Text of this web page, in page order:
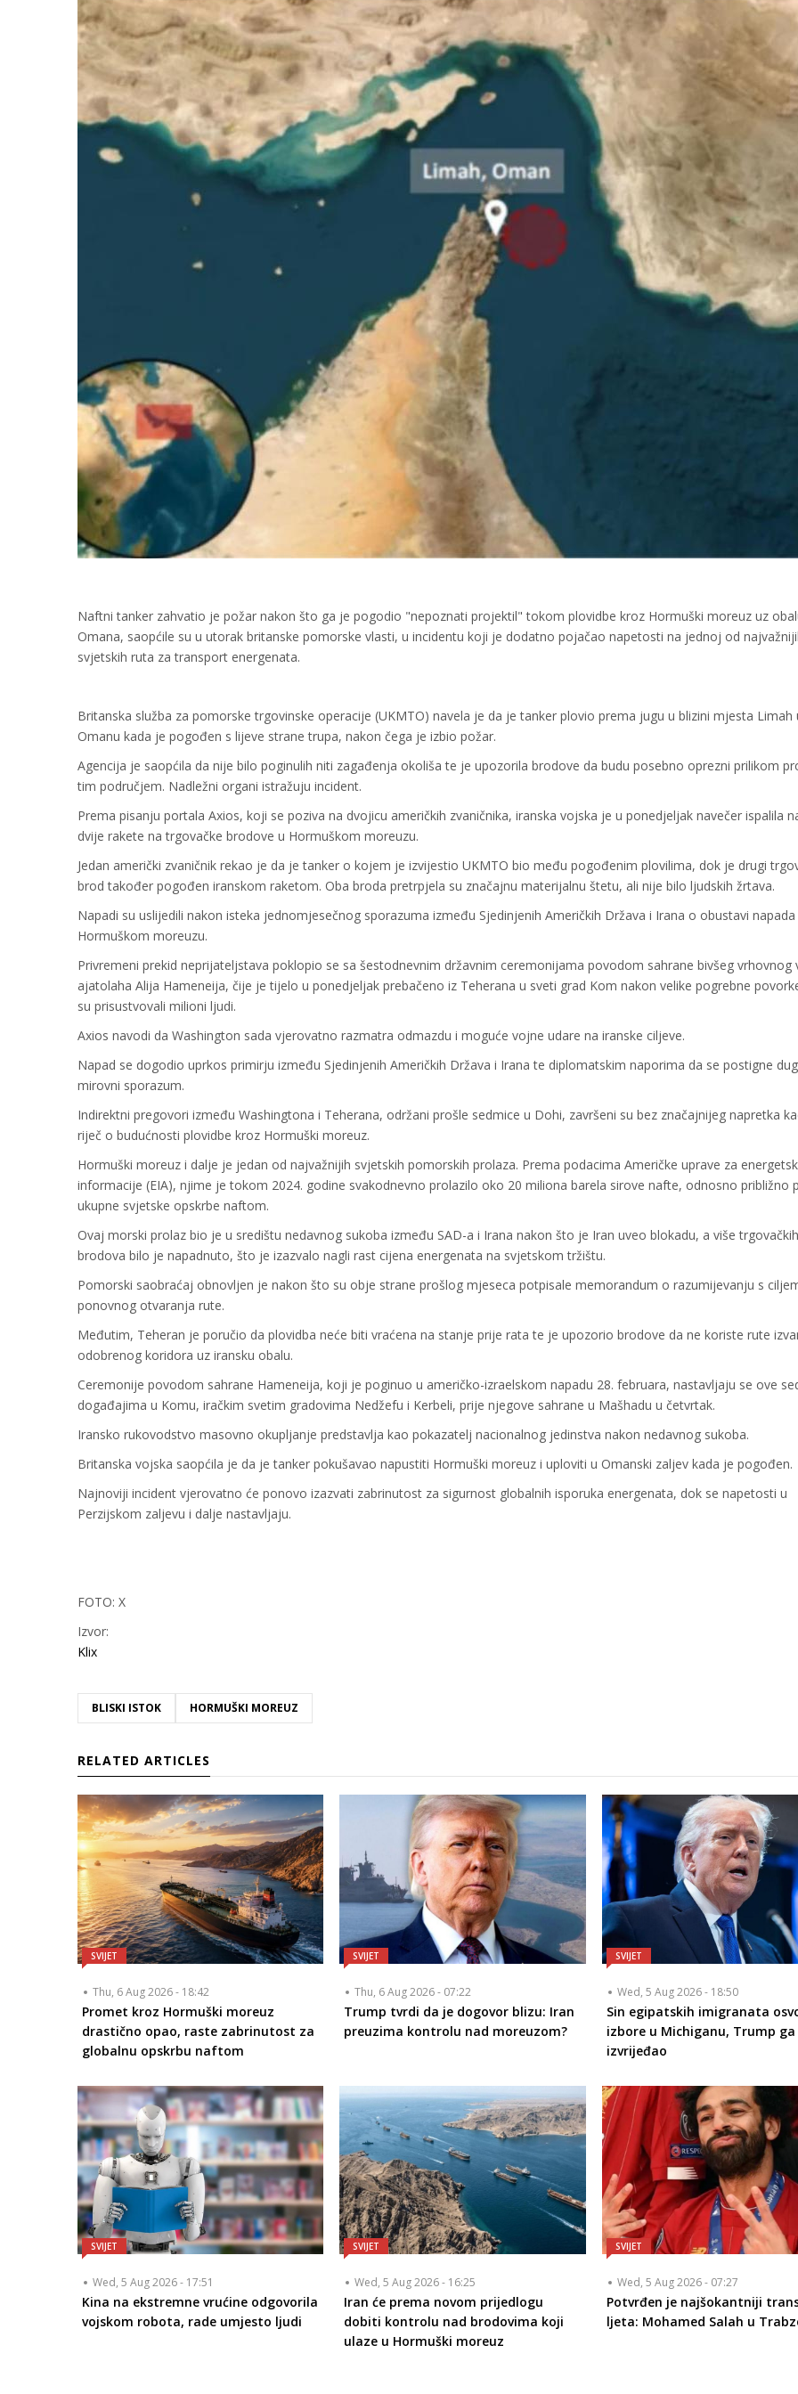
Naftni tanker zahvatio je požar nakon što ga je pogodio "nepoznati projektil" tokom plovidbe kroz Hormuški moreuz uz
Omana, saopćile su u utorak britanske pomorske vlasti, u incidentu koji je dodatno pojačao napetosti na jednoj od
svjetskih ruta za transport energenata.
Britanska služba za pomorske trgovinske operacije (UKMTO) navela je da je tanker plovio prema jugu u blizini mjesta Limah
Omanu kada je pogođen s lijeve strane trupa, nakon čega je izbio požar.
Agencija je saopćila da nije bilo poginulih niti zagađenja okoliša te je upozorila brodove da budu posebno oprezni prilikom
tim područjem. Nadležni organi istražuju incident.
Prema pisanju portala Axios, koji se poziva na dvojicu američkih zvaničnika, iranska vojska je u ponedjeljak navečer ispalila
dvije rakete na trgovačke brodove u Hormuškom moreuzu.
Jedan američki zvaničnik rekao je da je tanker o kojem je izvijestio UKMTO bio među pogođenim plovilima, dok je drugi
brod također pogođen iranskom raketom. Oba broda pretrpjela su značajnu materijalnu štetu, ali nije bilo ljudskih žrtava.
Napadi su uslijedili nakon isteka jednomjesečnog sporazuma između Sjedinjenih Američkih Država i Irana o obustavi napada
Hormuškom moreuzu.
Privremeni prekid neprijateljstava poklopio se sa šestodnevnim državnim ceremonijama povodom sahrane bivšeg vrhovnog
ajatolaha Alija Hameneija, čije je tijelo u ponedjeljak prebačeno iz Teherana u sveti grad Kom nakon velike pogrebne
su prisustvovali milioni ljudi.
Axios navodi da Washington sada vjerovatno razmatra odmazdu i moguće vojne udare na iranske ciljeve.
Napad se dogodio uprkos primirju između Sjedinjenih Američkih Država i Irana te diplomatskim naporima da se postigne
mirovni sporazum.
Indirektni pregovori između Washingtona i Teherana, održani prošle sedmice u Dohi, završeni su bez značajnijeg napretka
riječ o budućnosti plovidbe kroz Hormuški moreuz.
Hormuški moreuz i dalje je jedan od najvažnijih svjetskih pomorskih prolaza. Prema podacima Američke uprave za
informacije (EIA), njime je tokom 2024. godine svakodnevno prolazilo oko 20 miliona barela sirove nafte, odnosno približno
ukupne svjetske opskrbe naftom.
Ovaj morski prolaz bio je u središtu nedavnog sukoba između SAD-a i Irana nakon što je Iran uveo blokadu, a više trgovačkih
brodova bilo je napadnuto, što je izazvalo nagli rast cijena energenata na svjetskom tržištu.
Pomorski saobraćaj obnovljen je nakon što su obje strane prošlog mjeseca potpisale memorandum o razumijevanju s
ponovnog otvaranja rute.
Međutim, Teheran je poručio da plovidba neće biti vraćena na stanje prije rata te je upozorio brodove da ne koriste rute
odobrenog koridora uz iransku obalu.
Ceremonije povodom sahrane Hameneija, koji je poginuo u američko-izraelskom napadu 28. februara, nastavljaju se ove
događajima u Komu, iračkim svetim gradovima Nedžefu i Kerbeli, prije njegove sahrane u Mašhadu u četvrtak.
Iransko rukovodstvo masovno okupljanje predstavlja kao pokazatelj nacionalnog jedinstva nakon nedavnog sukoba.
Britanska vojska saopćila je da je tanker pokušavao napustiti Hormuški moreuz i uploviti u Omanski zaljev kada je pogođen.
Najnoviji incident vjerovatno će ponovo izazvati zabrinutost za sigurnost globalnih isporuka energenata, dok se napetosti u
Perzijskom zaljevu i dalje nastavljaju.
FOTO: X
Izvor:
Klix
BLISKI ISTOK HORMUŠKI MOREUZ
RELATED ARTICLES
SVIJET
Thu, 6 Aug 2026 - 18:42
Promet kroz Hormuški moreuz
drastično opao, raste zabrinutost za
globalnu opskrbu naftom
SVIJET
Thu, 6 Aug 2026 - 07:22
Trump tvrdi da je dogovor blizu: Iran
preuzima kontrolu nad moreuzom?
SVIJET
Wed, 5 Aug 2026 - 18:50
Sin egipatskih imigranata
izbore u Michiganu, Trump
izvrijeđao
SVIJET
Wed, 5 Aug 2026 - 17:51
Kina na ekstremne vrućine odgovorila
vojskom robota, rade umjesto ljudi
SVIJET
Wed, 5 Aug 2026 - 16:25
Iran će prema novom prijedlogu
dobiti kontrolu nad brodovima koji
ulaze u Hormuški moreuz
SVIJET
Wed, 5 Aug 2026 - 07:27
Potvrđen je najšokantniji
ljeta: Mohamed Salah u